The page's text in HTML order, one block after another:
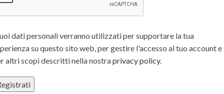
dati personali verranno utilizzati per supportare la tua
su questo sito web, per gestire l'accesso al tuo account e
altri scopi descritti nella nostraprivacy policy.